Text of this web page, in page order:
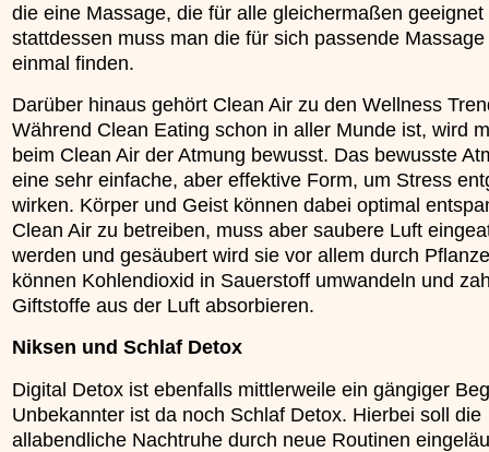
die eine Massage, die für alle gleichermaßen geeignet
stattdessen muss man die für sich passende
einmal finden.
Darüber hinaus gehört Clean Air zu den Wellness
Während Clean Eating schon in aller Munde ist, wird
beim Clean Air der Atmung bewusst. Das bewusste
eine sehr einfache, aber effektive Form, um Stress
wirken. Körper und Geist können dabei optimal
Clean Air zu betreiben, muss aber saubere Luft
werden und gesäubert wird sie vor allem durch
können Kohlendioxid in Sauerstoff umwandeln und
Giftstoffe aus der Luft absorbieren.
Niksen und Schlaf Detox
Digital Detox ist ebenfalls mittlerweile ein gängiger
Unbekannter ist da noch Schlaf Detox. Hierbei soll die
allabendliche Nachtruhe durch neue Routinen